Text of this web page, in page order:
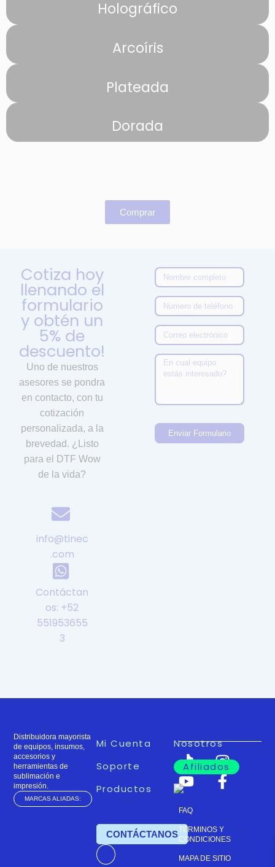
Holográfico
Arcoíris
Plateada
Dorada
Comprar
Cotiza hoy
llenando el
formulario
y obtén un
5% de
descuento!
Uno de nuestros
asesores se pondra
en contacto, con tu
cotización
personalizada, a la
brevedad. ¿Listo
para el DTF Wow
de la vida?
info@tinec
.com
Contáctan
os: +52
551953655
3
Enviar Formulario
Distribuidora mayorista
de equipos, insumos,
accesorios y
herramientas de
sublimación e
impresión.
MARCAS ALIADAS:
Mi Cuenta
Soporte
Productos
Nosotros
Afiliados
TIENDA
CONTÁCTANOS
FAQ
TÉRMINOS Y
CONDICIONES
MAPA DE SITIO